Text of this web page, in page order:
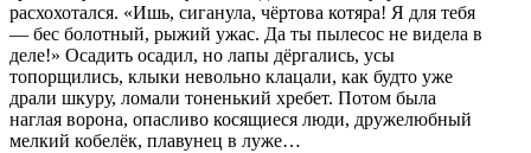
расхохотался. «Ишь, сиганула, чёртова котяра! Я для тебя
— бес болотный, рыжий ужас. Да ты пылесос не видела в
деле!» Осадить осадил, но лапы дёргались, усы
топорщились, клыки невольно клацали, как будто уже
драли шкуру, ломали тоненький хребет. Потом была
наглая ворона, опасливо косящиеся люди, дружелюбный
мелкий кобелёк, плавунец в луже…